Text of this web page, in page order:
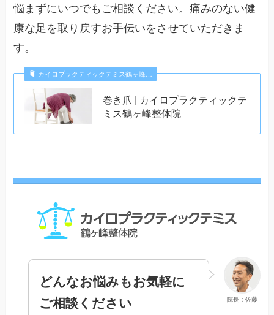
悩まずにいつでもご相談ください。痛みのない健
康な足を取り戻すお手伝いをさせていただきま
す。
カイロプラクティックテミス鶴ヶ峰…
巻き爪 | カイロプラクティックテ
ミス鶴ヶ峰整体院
院長：佐藤
どんなお悩みもお気軽に
ご相談ください